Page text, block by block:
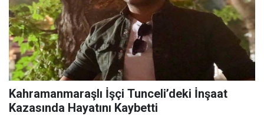
Kahramanmaraşlı İşçi Tunceli’deki İnşaat
Kazasında Hayatını Kaybetti